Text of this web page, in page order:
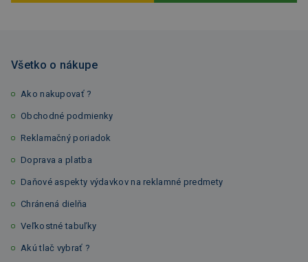
Všetko o nákupe
Ako nakupovať ?
Obchodné podmienky
Reklamačný poriadok
Doprava a platba
Daňové aspekty výdavkov na reklamné predmety
Chránená dielňa
Veľkostné tabuľky
Akú tlač vybrať ?